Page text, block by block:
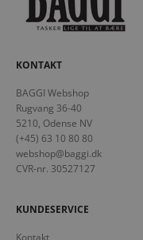
KONTAKT
BAGGI Webshop
Rugvang 36-40
5210, Odense NV
(+45) 63 10 80 80
webshop@baggi.dk
CVR-nr. 30527127
KUNDESERVICE
Kontakt